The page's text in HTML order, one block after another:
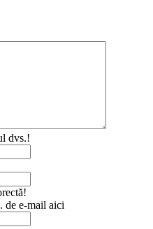
dvs.!
de e-mail aici